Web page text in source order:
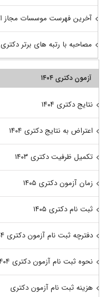
آخرین فهرست موسسات مجاز
مصاحبه با رتبه های برتر دکتری
آزمون دکتری ۱۴۰۴
نتایج دکتری ۱۴۰۴
اعتراض به نتایج دکتری ۱۴۰۴
تکمیل ظرفیت دکتری ۱۴۰۳
زمان آزمون دکتری ۱۴۰۵
ثبت نام دکتری ۱۴۰۵
دفترچه ثبت نام آزمون دکتری ۱۴۰۴
نحوه ثبت نام آزمون دکتری ۱۴۰۴
هزینه ثبت نام آزمون دکتری